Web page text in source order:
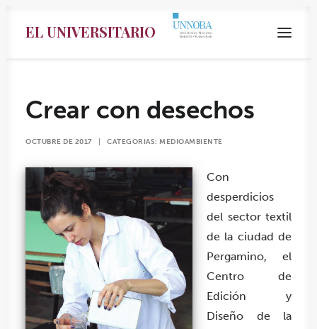
EL UNIVERSITARIO
Search
Crear con desechos
OCTUBRE DE 2017 CATEGORIAS: MEDIOAMBIENTE
Con
desperdicios
del sector textil
de la ciudad de
Pergamino, el
Centro de
Edición y
Diseño de la